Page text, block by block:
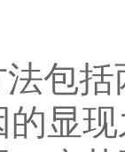
包
显